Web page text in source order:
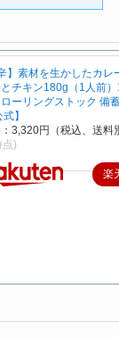
】素材を生かしたカレ
チキン180g（1人前
ーリングストック 備
】
3,320円（税込、送料
点)
楽